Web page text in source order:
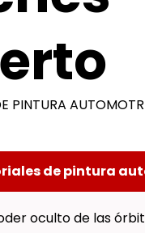
PINTURA
de pintura
oculto de las